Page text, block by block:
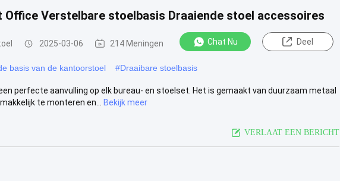
Verstelbare stoelbasis Draaiende stoel accessoires
2025-03-06 214 Meningen Chat Nu Deel
basis van de kantoorstoel #Draaibare stoelbasis
perfecte aanvulling op elk bureau- en stoelset. Het is gemaakt van duurzaam metaal
te monteren en...
Bekijk meer
VERLAAT EEN BERICHT